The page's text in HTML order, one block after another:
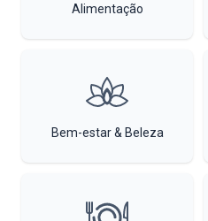
Alimentação
Bem-estar & Beleza